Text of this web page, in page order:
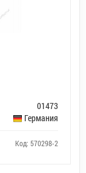
01473
Германия
Код: 570298-2